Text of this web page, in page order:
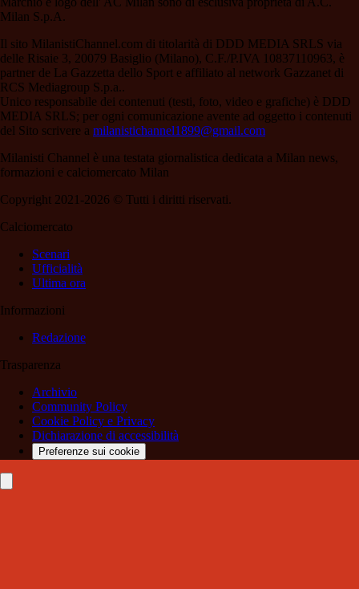
Milan S.p.A.
Il sito MilanistiChannel.com di titolarità di DDD MEDIA SRLS via
delle Risaie 3, 20079 Basiglio (Milano), C.F./P.IVA 10837110963, è
partner de La Gazzetta dello Sport e affiliato al network Gazzanet di
RCS Mediagroup S.p.a..
Unico responsabile dei contenuti (testi, foto, video e grafiche) è DDD
MEDIA SRLS; per ogni comunicazione avente ad oggetto i contenuti
del Sito scrivere a milanistichannel1899@gmail.com
Milanisti Channel è una testata giornalistica dedicata a Milan news,
formazioni e calciomercato Milan
Copyright 2021-2026 © Tutti i diritti riservati.
Calciomercato
Scenari
Ufficialità
Ultima ora
Informazioni
Redazione
Trasparenza
Archivio
Community Policy
Cookie Policy e Privacy
Dichiarazione di accessibilità
Preferenze sui cookie